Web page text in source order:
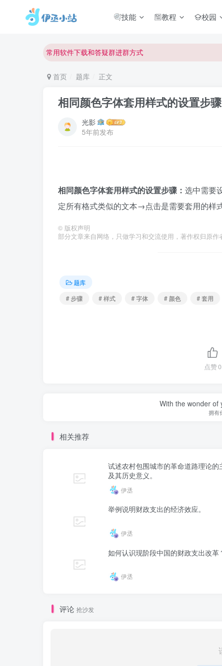
技能 教程 校园
欢迎反馈网站中存在的问题和建议！
常用软件下载和答疑群进群方式
欢迎访问伊丞小站！
首页 题库 正文
相同颜色字体套用样式的设置步骤
光影
5年前发布
相同颜色字体套用样式的设置步骤： 选中需要
定所有格式类似的文本→点击是需要套用的样
© 版权声明
部分文章来自网络，只做学习和交流使用，著作权归原作
题库
# 步骤
# 样式 # 字体 # 颜色 # 套用
点赞0
With the wonder of
拥有
相关推荐
试述农村包围城市的革命道路理论的
及其历史意义。
伊丞
举例说明财政支出的经济效应。
伊丞
如何认识现阶段中国的财政支出改革
伊丞
评论 抢沙发